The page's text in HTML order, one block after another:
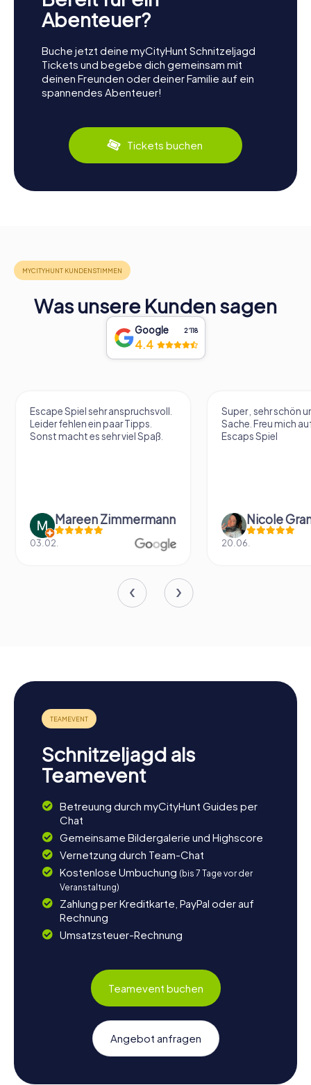
Abenteuer?
Buche jetzt deine myCityHunt Schnitzeljagd
Tickets und begebe dich gemeinsam mit
deinen Freunden oder deiner Familie auf ein
spannendes Abenteuer!
Tickets buchen
Was unsere Kunden sagen
Google 2‘118
4.4
Escape Spiel sehr anspruchsvoll.
Leider fehlen ein paar Tipps.
Sonst macht es sehr viel Spaß.
Mareen Zimmermann
03.02.
Super , sehr schön
Sache. Freu mich
Escaps Spiel
Nicole
20.06.
Schnitzeljagd als
Teamevent
Betreuung durch myCityHunt Guides per
Chat
Gemeinsame Bildergalerie und Highscore
Vernetzung durch Team-Chat
Kostenlose Umbuchung (bis 7 Tage vor der
Veranstaltung)
Zahlung per Kreditkarte, PayPal oder auf
Rechnung
Umsatzsteuer-Rechnung
Teamevent buchen
Angebot anfragen